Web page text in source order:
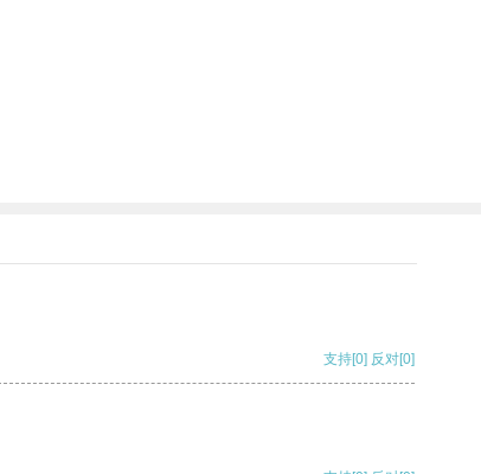
支持[0] 反对[0]